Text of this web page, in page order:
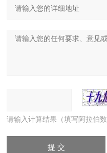
请输入计算结果（填写阿拉伯